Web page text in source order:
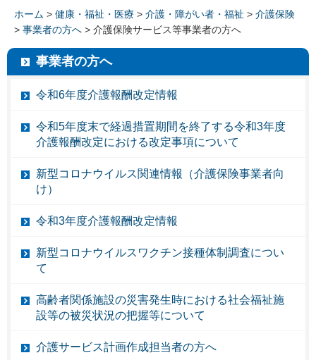
ホーム > 健康・福祉・医療 > 介護・障がい者・福祉 > 介護保険
> 事業者の方へ > 介護保険サービス等事業者の方へ
事業者の方へ
令和6年度介護報酬改定情報
令和5年度末で経過措置期間を終了する令和3年度
介護報酬改定における改定事項について
新型コロナウイルス関連情報（介護保険事業者向
け）
令和3年度介護報酬改定情報
新型コロナウイルスワクチン接種体制調査につい
て
高齢者関係施設の災害発生時における社会福祉施
設等の被災状況の把握等について
介護サービス計画作成担当者の方へ